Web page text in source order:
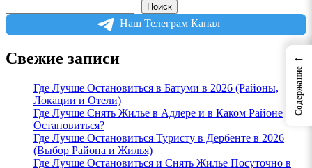
Поиск
Наш Телеграм Канал
Свежие записи
Где Лучше Остановиться в Батуми в 2026 (Районы,
Локации и Отели)
Где Лучше Снять Жилье в Адлере и в Каком Районе
Остановиться?
Где Лучше Остановиться Туристу в Дербенте в 2026
(Выбор Района и Жилья)
Где Лучше Остановиться и Снять Жилье Посуточно в
←
Содержание